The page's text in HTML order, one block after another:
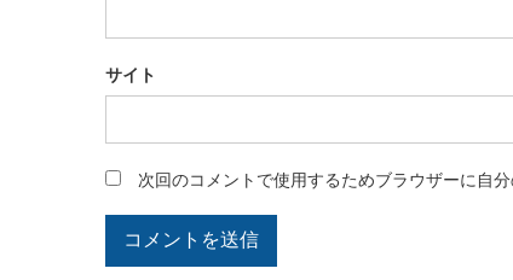
サイト
次回のコメントで使用するためブラウザーに自